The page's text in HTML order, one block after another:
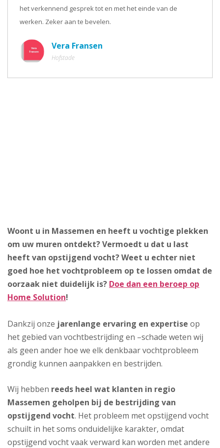
het verkennend gesprek tot en met het einde van de
werken. Zeker aan te bevelen.
Vera Fransen
Hofstade
Woont u in Massemen en heeft u vochtige plekken
om uw muren ontdekt? Vermoedt u dat u last
heeft van opstijgend vocht? Weet u echter niet
goed hoe het vochtprobleem op te lossen omdat de
oorzaak niet duidelijk is? Doe dan een beroep op
Home Solution!
Dankzij onze jarenlange ervaring en expertise op
het gebied van vochtbestrijding en –schade weten wij
als geen ander hoe we elk denkbaar vochtprobleem
grondig kunnen aanpakken en bestrijden.
Wij hebben reeds heel wat klanten in regio
Massemen geholpen bij de bestrijding van
opstijgend vocht. Het probleem met opstijgend vocht
schuilt in het soms onduidelijke karakter, omdat
opstijgend vocht vaak verward kan worden met andere